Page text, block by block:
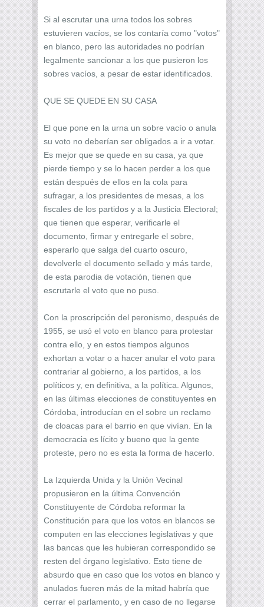
Si al escrutar una urna todos los sobres
estuvieren vacíos, se los contaría como "votos"
en blanco, pero las autoridades no podrían
legalmente sancionar a los que pusieron los
sobres vacíos, a pesar de estar identificados.
QUE SE QUEDE EN SU CASA
El que pone en la urna un sobre vacío o anula
su voto no deberían ser obligados a ir a votar.
Es mejor que se quede en su casa, ya que
pierde tiempo y se lo hacen perder a los que
están después de ellos en la cola para
sufragar, a los presidentes de mesas, a los
fiscales de los partidos y a la Justicia Electoral;
que tienen que esperar, verificarle el
documento, firmar y entregarle el sobre,
esperarlo que salga del cuarto oscuro,
devolverle el documento sellado y más tarde,
de esta parodia de votación, tienen que
escrutarle el voto que no puso.
Con la proscripción del peronismo, después de
1955, se usó el voto en blanco para protestar
contra ello, y en estos tiempos algunos
exhortan a votar o a hacer anular el voto para
contrariar al gobierno, a los partidos, a los
políticos y, en definitiva, a la política. Algunos,
en las últimas elecciones de constituyentes en
Córdoba, introducían en el sobre un reclamo
de cloacas para el barrio en que vivían. En la
democracia es lícito y bueno que la gente
proteste, pero no es esta la forma de hacerlo.
La Izquierda Unida y la Unión Vecinal
propusieron en la última Convención
Constituyente de Córdoba reformar la
Constitución para que los votos en blancos se
computen en las elecciones legislativas y que
las bancas que les hubieran correspondido se
resten del órgano legislativo. Esto tiene de
absurdo que en caso que los votos en blanco y
anulados fueren más de la mitad habría que
cerrar el parlamento, y en caso de no llegarse